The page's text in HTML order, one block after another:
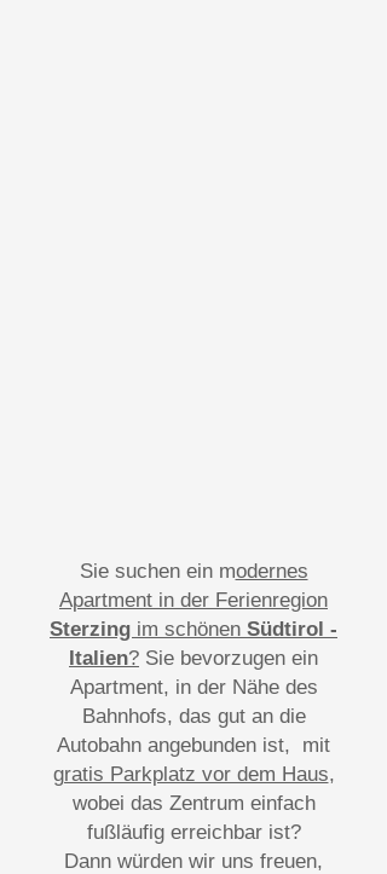
Sie suchen ein modernes
Apartment in der Ferienregion
Sterzing im schönen Südtirol -
Italien? Sie bevorzugen ein
Apartment, in der Nähe des
Bahnhofs, das gut an die
Autobahn angebunden ist, mit
gratis Parkplatz vor dem Haus,
wobei das Zentrum einfach
fußläufig erreichbar ist?
Dann würden wir uns freuen,